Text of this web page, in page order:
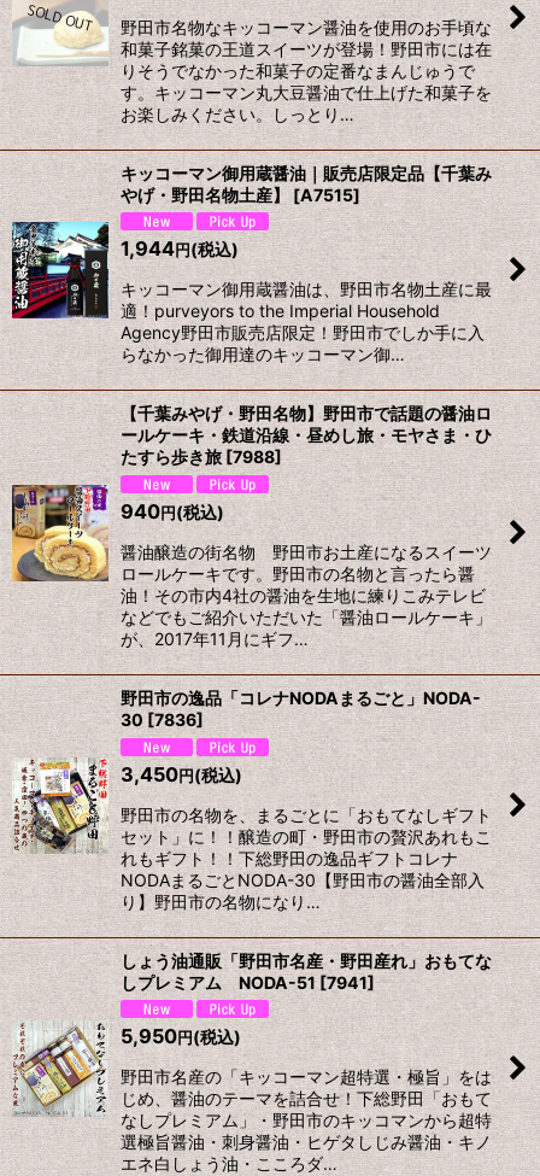
野田市名物なキッコーマン醤油を使用のお手頃な
和菓子銘菓の王道スイーツが登場！野田市には在
りそうでなかった和菓子の定番なまんじゅうで
す。キッコーマン丸大豆醤油で仕上げた和菓子を
お楽しみください。しっとり…
キッコーマン御用蔵醤油｜販売店限定品【千葉み
やげ・野田名物土産】
[A7515]
1,944円 (税込)
キッコーマン御用蔵醤油は、野田市名物土産に最
適！purveyors to the Imperial Household
Agency野田市販売店限定！野田市でしか手に入
らなかった御用達のキッコーマン御…
【千葉みやげ・野田名物】野田市で話題の醤油ロ
ールケーキ・鉄道沿線・昼めし旅・モヤさま・ひ
たすら歩き旅 [7988]
940円 (税込)
醤油醸造の街名物 野田市お土産になるスイーツ
ロールケーキです。野田市の名物と言ったら醤
油！その市内4社の醤油を生地に練りこみテレビ
などでもご紹介いただいた「醤油ロールケーキ」
が、2017年11月にギフ…
野田市の逸品「コレナNODAまるごと」NODA-
30 [7836]
3,450円(税込)
野田市の名物を、まるごとに「おもてなしギフト
セット」に！！醸造の町・野田市の贅沢あれもこ
れもギフト！！下総野田の逸品ギフトコレナ
NODAまるごとNODA-30【野田市の醤油全部入
り】野田市の名物になり…
しょう油通販「野田市名産・野田産れ」おもてな
しプレミアム NODA-51 [7941]
5,950円(税込)
野田市名産の「キッコーマン超特選・極旨」をは
じめ、醤油のテーマを詰合せ！下総野田「おもて
なしプレミアム」・野田市のキッコマンから超特
選極旨醤油・刺身醤油・ヒゲタしじみ醤油・キノ
エネ白しょう油・こころダ…